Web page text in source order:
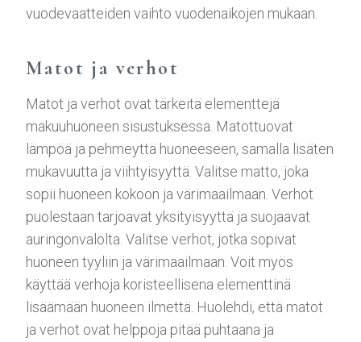
vuodevaatteiden vaihto vuodenaikojen mukaan.
Matot ja verhot
Matot ja verhot ovat tärkeitä elementtejä
makuuhuoneen sisustuksessa. Matottuovat
lämpöä ja pehmeyttä huoneeseen, samalla lisäten
mukavuutta ja viihtyisyyttä. Valitse matto, joka
sopii huoneen kokoon ja värimaailmaan. Verhot
puolestaan tarjoavat yksityisyyttä ja suojaavat
auringonvalolta. Valitse verhot, jotka sopivat
huoneen tyyliin ja värimaailmaan. Voit myös
käyttää verhoja koristeellisena elementtinä
lisäämään huoneen ilmettä. Huolehdi, että matot
ja verhot ovat helppoja pitää puhtaana ja